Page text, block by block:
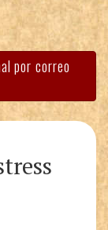
por correo